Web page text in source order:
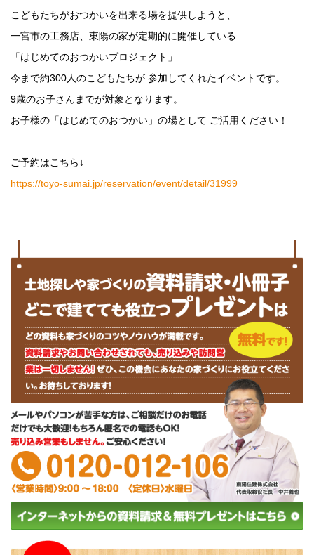
こどもたちがおつかいを出来る場を提供しようと、
一宮市の工務店、東陽の家が定期的に開催している
「はじめてのおつかいプロジェクト」
今まで約300人のこどもたちが 参加してくれたイベントです。
9歳のお子さんまでが対象となります。
お子様の「はじめてのおつかい」の場として ご活用ください！
ご予約はこちら↓
https://toyo-sumai.jp/reservation/event/detail/31999